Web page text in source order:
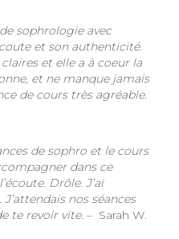
sophrologie avec
et son authenticité.
et elle a à coeur la
et ne manque jamais
de cours très agréable.
de sophro et le cours
dans ce
Drôle. J’ai
nos séances
te revoir vite. – Sarah W.